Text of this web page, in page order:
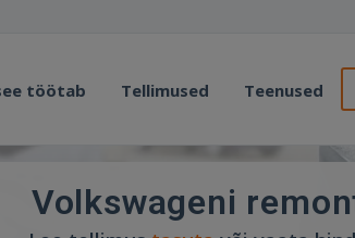
töötab Tellimused Teenused
Volkswageni